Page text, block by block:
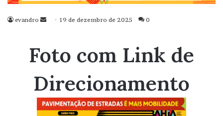
evandro
Mande
mail
19 de dezembro de 2025 0
Foto com Link de
Direcionamento